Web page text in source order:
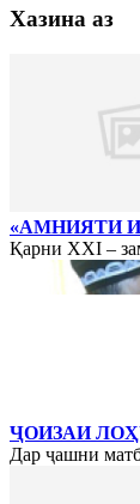
Хазина аз
«АМНИЯТИ
Қарни ХХI –
ҶОИЗАИ
Дар ҷашни